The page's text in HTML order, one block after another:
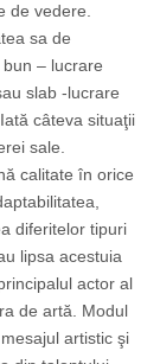
de vedere.
sa de
– lucrare
slab -lucrare
câteva situaţii
sale.
calitate în orice
diferitelor tipuri
lipsa acestuia
actor al
de artă. Modul
artistic şi